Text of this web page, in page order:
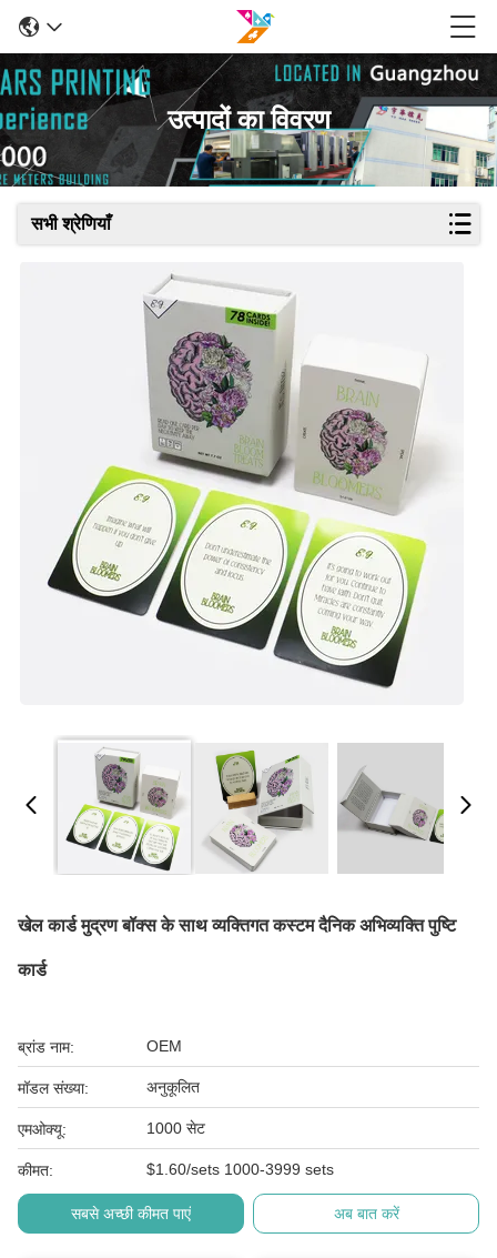
उत्पादों का विवरण
सभी श्रेणियाँ
खेल कार्ड मुद्रण बॉक्स के साथ व्यक्तिगत कस्टम दैनिक अभिव्यक्ति पुष्टि
कार्ड
ब्रांड नाम: OEM
मॉडल संख्या: अनुकूलित
एमओक्यू: 1000 सेट
कीमत: $1.60/sets 1000-3999 sets
सबसे अच्छी कीमत पाएं अब बात करें